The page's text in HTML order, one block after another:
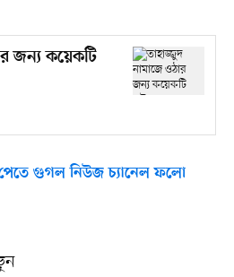
জন্য কয়েকটি
গুগল নিউজ চ্যানেল ফলো